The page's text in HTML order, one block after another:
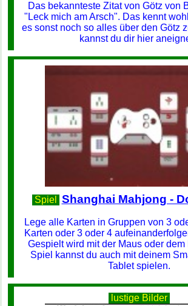
Das bekannteste Zitat von Götz von
"Leck mich am Arsch". Das kennt
es sonst noch so alles über den Götz
kannst du dir hier
Spiel Shanghai Mahjong -
Lege alle Karten in Gruppen von 3
Karten oder 3 oder 4
Gespielt wird mit der Maus oder
Spiel kannst du auch mit deinem
Tablet spielen.
lustige Bilder